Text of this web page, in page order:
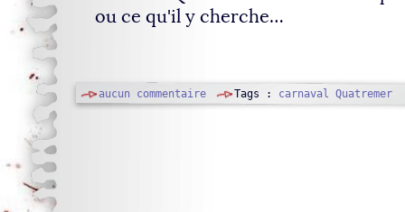
ou ce qu'il y cherche…
aucun commentaire Tags : carnaval Quatremer